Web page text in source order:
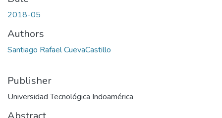
2018-05
Authors
Santiago Rafael CuevaCastillo
Publisher
Universidad Tecnológica Indoamérica